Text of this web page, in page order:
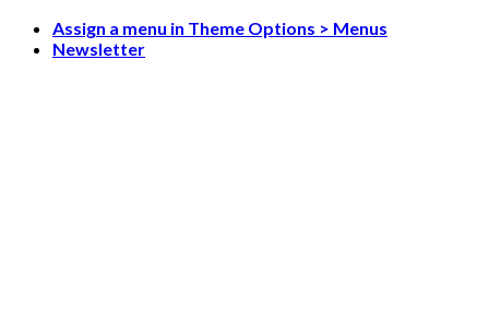
Skip
Assign a menu in Theme Options > Menus
Newsletter